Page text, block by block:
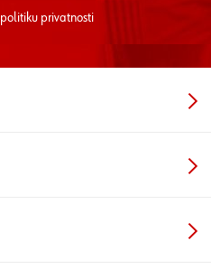
politiku privatnosti